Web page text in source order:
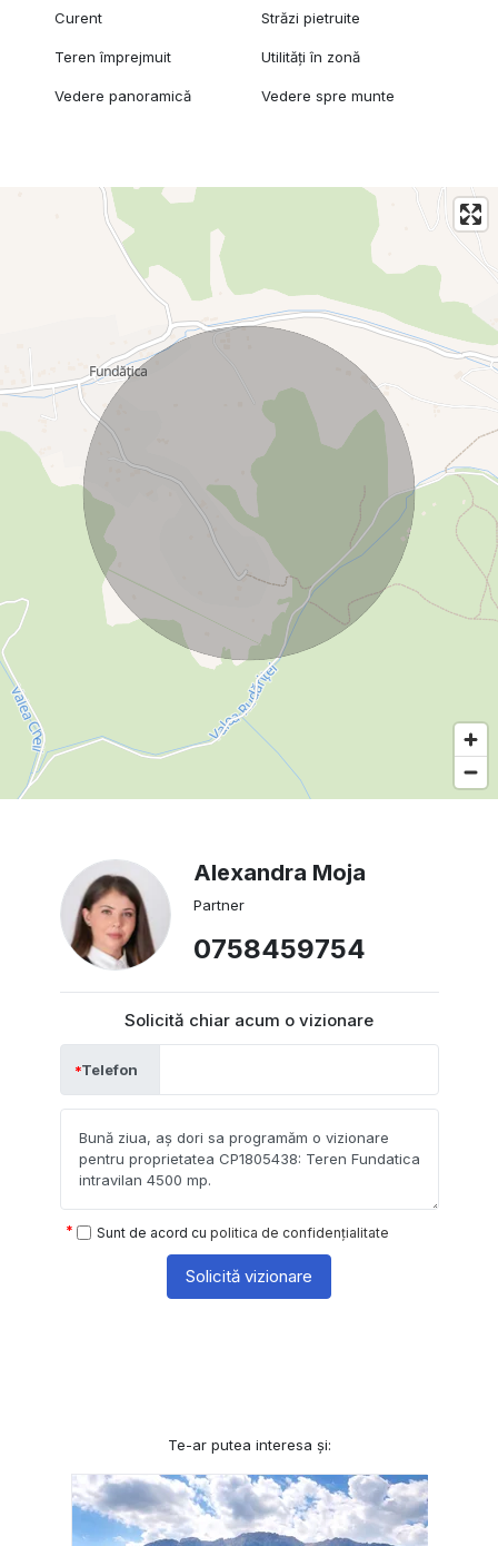
Curent Străzi pietruite
Teren împrejmuit Utilități în zonă
Vedere panoramică Vedere spre munte
Alexandra Moja
Partner
0758459754
Solicită chiar acum o vizionare
Telefon
Sunt de acord cu politica de confidențialitate
Solicită vizionare
Te-ar putea interesa și: